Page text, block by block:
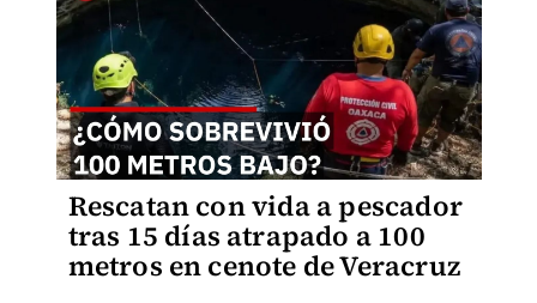
Rescatan con vida a pescador
tras 15 días atrapado a 100
metros en cenote de Veracruz